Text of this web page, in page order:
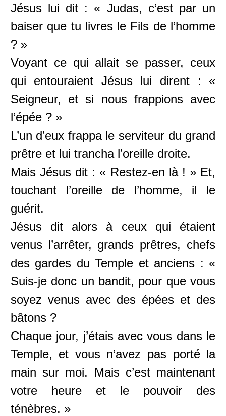
Jésus lui dit : « Judas, c’est par un
baiser que tu livres le Fils de l’homme
? »
Voyant ce qui allait se passer, ceux
qui entouraient Jésus lui dirent : «
Seigneur, et si nous frappions avec
l’épée ? »
L’un d’eux frappa le serviteur du grand
prêtre et lui trancha l’oreille droite.
Mais Jésus dit : « Restez-en là ! » Et,
touchant l’oreille de l’homme, il le
guérit.
Jésus dit alors à ceux qui étaient
venus l’arrêter, grands prêtres, chefs
des gardes du Temple et anciens : «
Suis-je donc un bandit, pour que vous
soyez venus avec des épées et des
bâtons ?
Chaque jour, j’étais avec vous dans le
Temple, et vous n’avez pas porté la
main sur moi. Mais c’est maintenant
votre heure et le pouvoir des
ténèbres. »